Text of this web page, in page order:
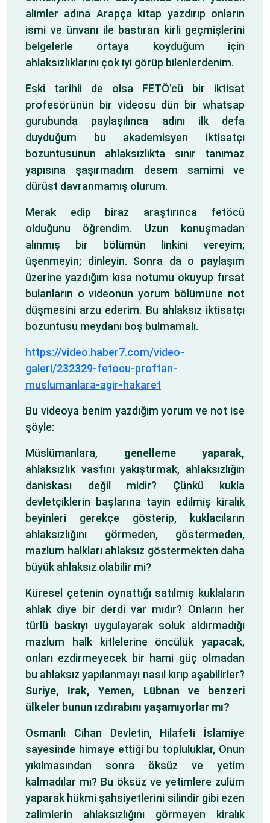
alimler adına Arapça kitap yazdırıp onların
ismi ve ünvanı ile bastıran kirli geçmişlerini
belgelerle ortaya koyduğum için
ahlaksızlıklarını çok iyi görüp bilenlerdenim.
Eski tarihli de olsa FETÖ’cü bir iktisat
profesörünün bir videosu dün bir whatsap
gurubunda paylaşılınca adını ilk defa
duyduğum bu akademisyen iktisatçı
bozuntusunun ahlaksızlıkta sınır tanımaz
yapısına şaşırmadım desem samimi ve
dürüst davranmamış olurum.
Merak edip biraz araştırınca fetöcü
olduğunu öğrendim. Uzun konuşmadan
alınmış bir bölümün linkini vereyim;
üşenmeyin; dinleyin. Sonra da o paylaşım
üzerine yazdığım kısa notumu okuyup fırsat
bulanların o videonun yorum bölümüne not
düşmesini arzu ederim. Bu ahlaksız iktisatçı
bozuntusu meydanı boş bulmamalı.
https://video.haber7.com/video-
galeri/232329-fetocu-proftan-
muslumanlara-agir-hakaret
Bu videoya benim yazdığım yorum ve not ise
şöyle:
Müslümanlara, genelleme yaparak,
ahlaksızlık vasfını yakıştırmak, ahlaksızlığın
daniskası değil midir? Çünkü kukla
devletçiklerin başlarına tayin edilmiş kiralık
beyinleri gerekçe gösterip, kuklacıların
ahlaksızlığını görmeden, göstermeden,
mazlum halkları ahlaksız göstermekten daha
büyük ahlaksız olabilir mi?
Küresel çetenin oynattığı satılmış kuklaların
ahlak diye bir derdi var mıdır? Onların her
türlü baskıyı uygulayarak soluk aldırmadığı
mazlum halk kitlelerine öncülük yapacak,
onları ezdirmeyecek bir hami güç olmadan
bu ahlaksız yapılanmayı nasıl kırıp aşabilirler?
Suriye, Irak, Yemen, Lübnan ve benzeri
ülkeler bunun ızdırabını yaşamıyorlar mı?
Osmanlı Cihan Devletin, Hilafeti İslamiye
sayesinde himaye ettiği bu topluluklar, Onun
yıkılmasından sonra öksüz ve yetim
kalmadılar mı? Bu öksüz ve yetimlere zulüm
yaparak hükmi şahsiyetlerini silindir gibi ezen
zalimlerin ahlaksızlığını görmeyen kiralık